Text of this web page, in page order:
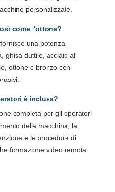
personalizzate.
come l'ottone?
una potenza
ghisa duttile, acciaio al
ottone e bronzo con
è inclusa?
completa per gli operatori
della macchina, la
e le procedure di
formazione video remota